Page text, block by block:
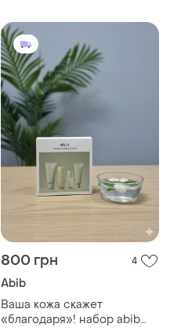
800 грн 4
Abib
Ваша кожа скажет
«благодаря»! набор abib